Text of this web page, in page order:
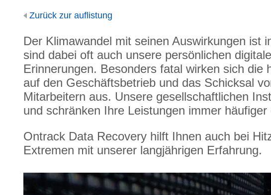
Zurück zur auflistung
Der Klimawandel mit seinen Auswirkungen ist
sind dabei oft auch unsere persönlichen
Erinnerungen. Besonders fatal wirken sich die
auf den Geschäftsbetrieb und das Schicksal
Mitarbeitern aus. Unsere gesellschaftlichen
und schränken Ihre Leistungen immer häufiger
Ontrack Data Recovery hilft Ihnen auch bei
Extremen mit unserer langjährigen Erfahrung.